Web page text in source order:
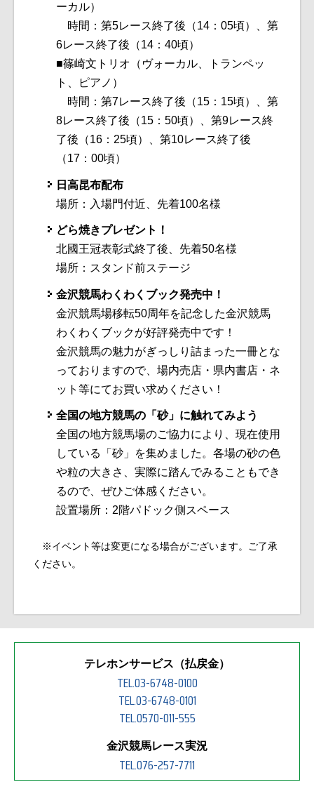
ーカル）
時間：第5レース終了後（14：05頃）、第
6レース終了後（14：40頃）
■篠崎文トリオ（ヴォーカル、トランペッ
ト、ピアノ）
時間：第7レース終了後（15：15頃）、第
8レース終了後（15：50頃）、第9レース終
了後（16：25頃）、第10レース終了後
（17：00頃）
日高昆布配布
場所：入場門付近、先着100名様
どら焼きプレゼント！
北國王冠表彰式終了後、先着50名様
場所：スタンド前ステージ
金沢競馬わくわくブック発売中！
金沢競馬場移転50周年を記念した金沢競馬
わくわくブックが好評発売中です！
金沢競馬の魅力がぎっしり詰まった一冊とな
っておりますので、場内売店・県内書店・ネ
ット等にてお買い求めください！
全国の地方競馬の「砂」に触れてみよう
全国の地方競馬場のご協力により、現在使用
している「砂」を集めました。各場の砂の色
や粒の大きさ、実際に踏んでみることもでき
るので、ぜひご体感ください。
設置場所：2階パドック側スペース
※イベント等は変更になる場合がございます。ご了承
ください。
テレホンサービス（払戻金）
TEL.03-6748-0100
TEL.03-6748-0101
TEL.0570-011-555
金沢競馬レース実況
TEL.076-257-7711